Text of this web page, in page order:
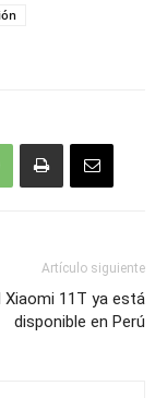
Artículo siguiente
Xiaomi 11T ya está
disponible en Perú